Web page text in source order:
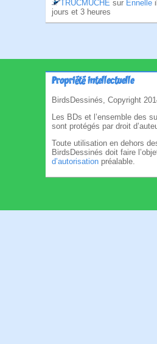
TRUCMUCHE sur Ennelle
jours et 3 heures
Propriété intellectuelle
BirdsDessinés, Copyright
Les BDs et l’ensemble des
sont protégés par droit
Toute utilisation en dehors
BirdsDessinés doit faire
d’autorisation préalable.